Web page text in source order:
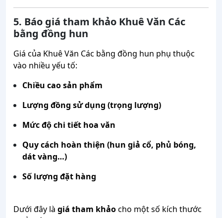
5. Báo giá tham khảo Khuê Văn Các
bằng đồng hun
Giá của Khuê Văn Các bằng đồng hun phụ thuộc
vào nhiều yếu tố:
Chiều cao sản phẩm
Lượng đồng sử dụng (trọng lượng)
Mức độ chi tiết hoa văn
Quy cách hoàn thiện (hun giả cổ, phủ bóng,
dát vàng…)
Số lượng đặt hàng
Dưới đây là giá tham khảocho một số kích thước